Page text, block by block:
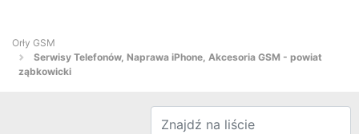
Orły GSM
Serwisy Telefonów, Naprawa iPhone, Akcesoria GSM - powiat
ząbkowicki